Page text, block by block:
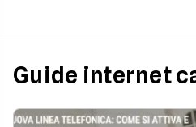
Guide internet